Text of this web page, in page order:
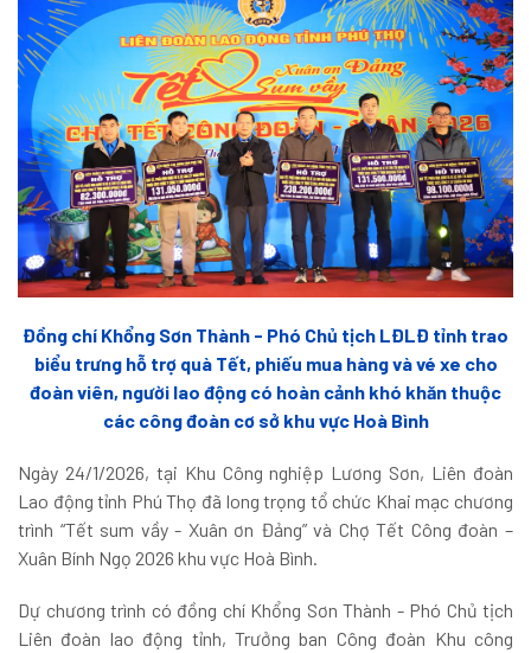
Đồng chí Khổng Sơn Thành - Phó Chủ tịch LĐLĐ tỉnh trao
biểu trưng hỗ trợ quà Tết, phiếu mua hàng và vé xe cho
đoàn viên, người lao động có hoàn cảnh khó khăn thuộc
các công đoàn cơ sở khu vực Hoà Bình
Ngày 24/1/2026, tại Khu Công nghiệp Lương Sơn, Liên đoàn
Lao động tỉnh Phú Thọ đã long trọng tổ chức Khai mạc chương
trình “Tết sum vầy - Xuân ơn Đảng” và Chợ Tết Công đoàn –
Xuân Bính Ngọ 2026 khu vực Hoà Bình.
Dự chương trình có đồng chí Khổng Sơn Thành - Phó Chủ tịch
Liên đoàn lao động tỉnh, Trưởng ban Công đoàn Khu công